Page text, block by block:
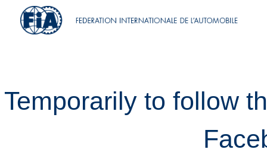
Temporarily to follow